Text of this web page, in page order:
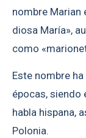
nombre Marian
diosa María»,
como
Este nombre
épocas, siendo
habla hispana,
Polonia.